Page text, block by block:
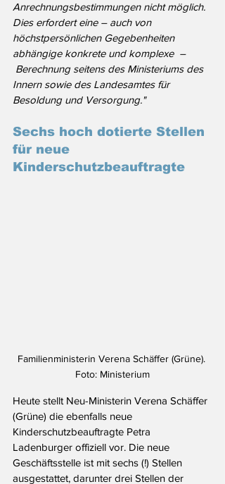
Anrechnungsbestimmungen nicht möglich.
Dies erfordert eine – auch von
höchstpersönlichen Gegebenheiten
abhängige konkrete und komplexe  –
Berechnung seitens des Ministeriums des
Innern sowie des Landesamtes für
Besoldung und Versorgung."
Sechs hoch dotierte Stellen
für neue
Kinderschutzbeauftragte
Familienministerin Verena Schäffer (Grüne).
Foto: Ministerium
Heute stellt Neu-Ministerin Verena Schäffer
(Grüne) die ebenfalls neue
Kinderschutzbeauftragte Petra
Ladenburger offiziell vor. Die neue
Geschäftsstelle ist mit sechs (!) Stellen
ausgestattet, darunter drei Stellen der